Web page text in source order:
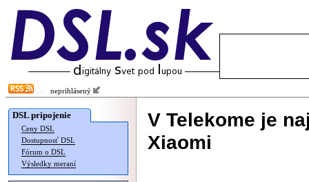
neprihlásený
DSL pripojenie
Ceny DSL
Dostupnosť DSL
Fórum o DSL
Výsledky meraní
V Telekome je
Xiaomi